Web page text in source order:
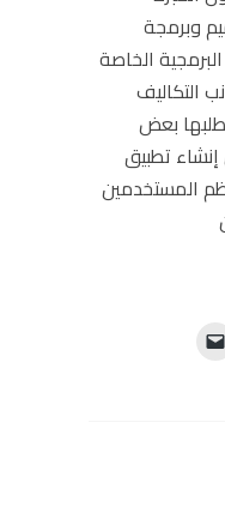
وبرمجة
الخاصة
التكاليف
بعض
تطبيق
المستخدمين